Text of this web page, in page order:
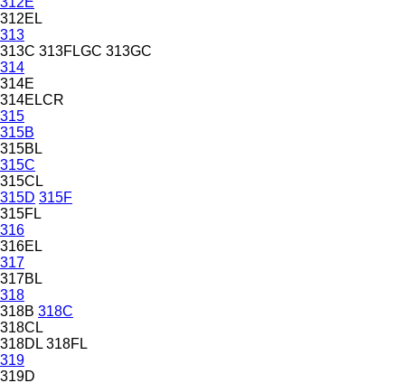
312EL
313
313C 313FLGC 313GC
314
314E
314ELCR
315
315B
315BL
315C
315CL
315D 315F
315FL
316
316EL
317
317BL
318
318B 318C
318CL
318DL 318FL
319
319D